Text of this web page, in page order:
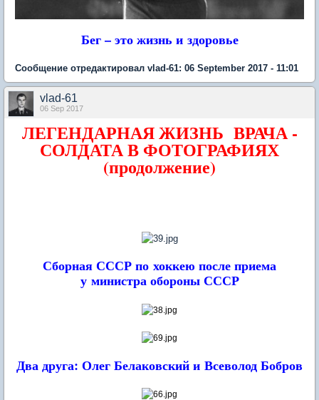
Бег – это жизнь и здоровье
Сообщение отредактировал vlad-61: 06 September 2017 - 11:01
vlad-61
06 Sep 2017
ЛЕГЕНДАРНАЯ ЖИЗНЬ ВРАЧА -
СОЛДАТА В ФОТОГРАФИЯХ
(продолжение)
Сборная СССР по хоккею после приема
у министра обороны СССР
Два друга: Олег Белаковский и Всеволод Бобров